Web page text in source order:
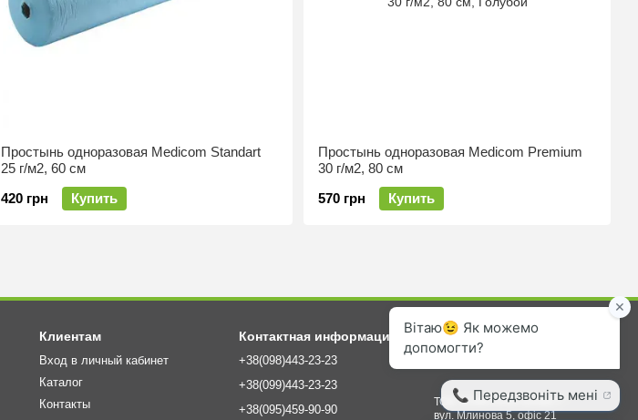
Простынь одноразовая Medicom Standart
25 г/м2, 60 см
420 грн
Купить
Простынь одноразовая Medicom Premium
30 г/м2, 80 см
570 грн
Купить
Клиентам
Вход в личный кабинет
Каталог
Контакты
Контактная информация
+38(098)443-23-23
+38(099)443-23-23
+38(095)459-90-90
ТОВ "КОМПАНІЯ БІОВЕТ"
вул. Млинова 5, офіс 21